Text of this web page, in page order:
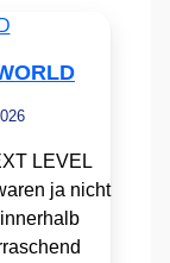
LEVEL
ja nicht